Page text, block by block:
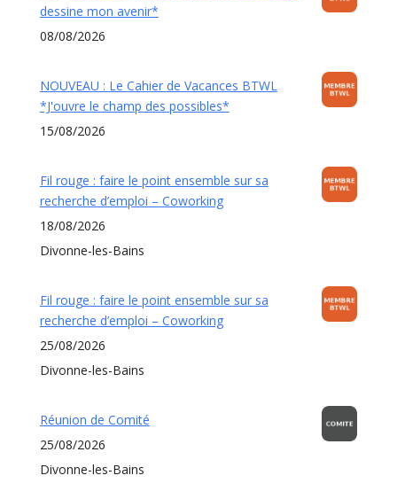
dessine mon avenir*
08/08/2026
NOUVEAU : Le Cahier de Vacances BTWL
*J'ouvre le champ des possibles*
15/08/2026
Fil rouge : faire le point ensemble sur sa
recherche d’emploi – Coworking
18/08/2026
Divonne-les-Bains
Fil rouge : faire le point ensemble sur sa
recherche d’emploi – Coworking
25/08/2026
Divonne-les-Bains
Réunion de Comité
25/08/2026
Divonne-les-Bains